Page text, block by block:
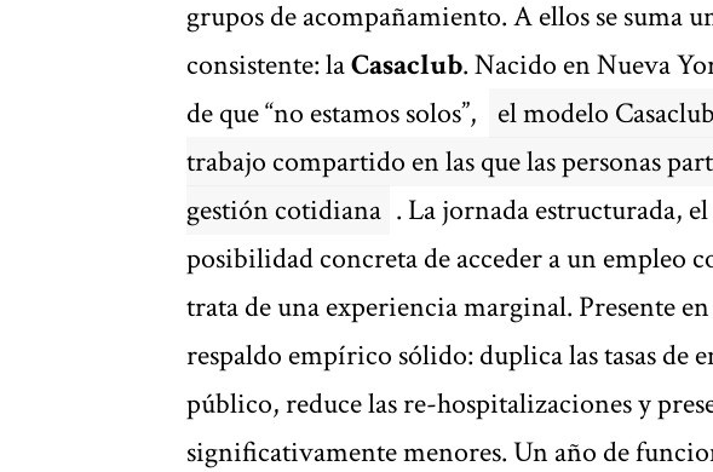
grupos de acompañamiento. A ellos se suma
consistente: laCasaclub. Nacido en Nueva
de que “no estamos solos”,
el modelo
trabajo compartido en las que las personas
gestión cotidiana . La jornada estructurada,
posibilidad concreta de acceder a un empleo
trata de una experiencia marginal. Presente
respaldo empírico sólido: duplica las tasas de
público, reduce las re-hospitalizaciones y
significativamente menores. Un año de